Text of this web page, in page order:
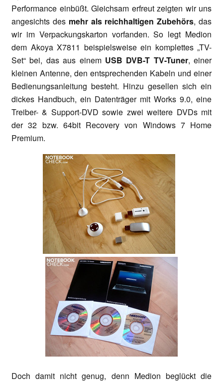
Performance einbüßt. Gleichsam erfreut zeigten wir uns
angesichts des mehr als reichhaltigen Zubehörs, das
wir im Verpackungskarton vorfanden. So legt Medion
dem Akoya X7811 beispielsweise ein komplettes „TV-
Set“ bei, das aus einem USB DVB-T TV-Tuner, einer
kleinen Antenne, den entsprechenden Kabeln und einer
Bedienungsanleitung besteht. Hinzu gesellen sich ein
dickes Handbuch, ein Datenträger mit Works 9.0, eine
Treiber- & Support-DVD sowie zwei weitere DVDs mit
der 32 bzw. 64bit Recovery von Windows 7 Home
Premium.
Doch damit nicht genug, denn Medion beglückt die